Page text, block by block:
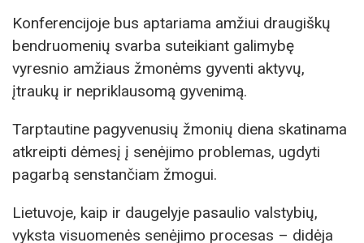
Konferencijoje bus aptariama amžiui draugiškų
bendruomenių svarba suteikiant galimybę
vyresnio amžiaus žmonėms gyventi aktyvų,
įtraukų ir nepriklausomą gyvenimą.
Tarptautine pagyvenusių žmonių diena skatinama
atkreipti dėmesį į senėjimo problemas, ugdyti
pagarbą senstančiam žmogui.
Lietuvoje, kaip ir daugelyje pasaulio valstybių,
vyksta visuomenės senėjimo procesas – didėja